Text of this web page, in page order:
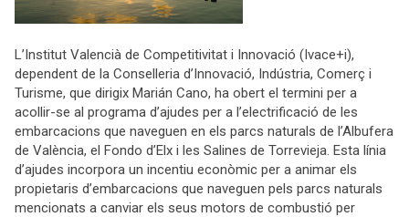
L’Institut Valencià de Competitivitat i Innovació (Ivace+i),
dependent de la Conselleria d’Innovació, Indústria, Comerç i
Turisme, que dirigix Marián Cano, ha obert el termini per a
acollir-se al programa d’ajudes per a l’electrificació de les
embarcacions que naveguen en els parcs naturals de l’Albufera
de València, el Fondo d’Elx i les Salines de Torrevieja. Esta línia
d’ajudes incorpora un incentiu econòmic per a animar els
propietaris d’embarcacions que naveguen pels parcs naturals
mencionats a canviar els seus motors de combustió per